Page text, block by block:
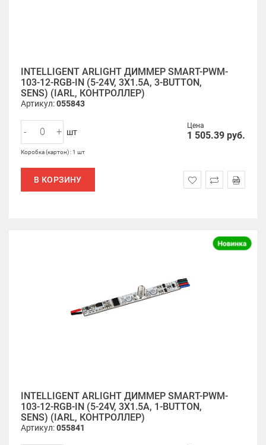
INTELLIGENT ARLIGHT ДИММЕР SMART-PWM-
103-12-RGB-IN (5-24V, 3X1.5A, 3-BUTTON,
SENS) (IARL, КОНТРОЛЛЕР)
Артикул:055843
Цена
1 505.39 руб.
- + шт
Коробка (картон) : 1 шт
В КОРЗИНУ
INTELLIGENT ARLIGHT ДИММЕР SMART-PWM-
103-12-RGB-IN (5-24V, 3X1.5A, 1-BUTTON,
SENS) (IARL, КОНТРОЛЛЕР)
Артикул:055841